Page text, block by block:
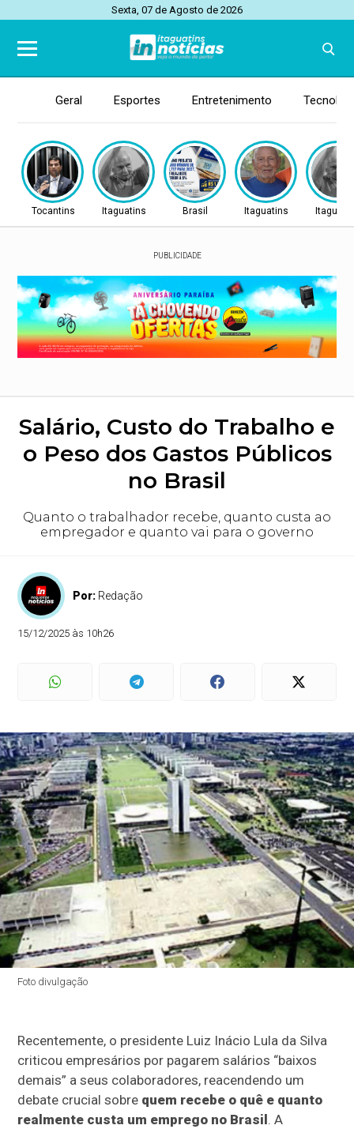
Sexta, 07 de Agosto de 2026
Geral Esportes Entretenimento
Tocantins Itaguatins Brasil Itaguatins
PUBLICIDADE
Salário, Custo do Trabalho e
o Peso dos Gastos Públicos
no Brasil
Quanto o trabalhador recebe, quanto custa ao
empregador e quanto vai para o governo
Por: Redação
15/12/2025 às 10h26
Foto divulgação
Recentemente, o presidente Luiz Inácio Lula da Silva
criticou empresários por pagarem salários “baixos
demais” a seus colaboradores, reacendendo um
debate crucial sobre quem recebe o quê e quanto
realmente custa um emprego no Brasil . A